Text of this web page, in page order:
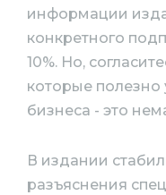
информации
конкретного
10%. Но,
которые полезно
бизнеса - это
В издании
разъяснения